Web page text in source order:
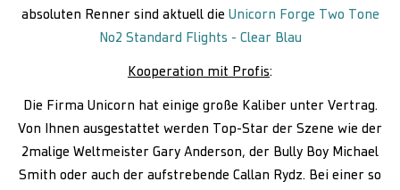
absoluten Renner sind aktuell die Unicorn Forge Two Tone
No2 Standard Flights - Clear Blau
Kooperation mit Profis:
Die Firma Unicorn hat einige große Kaliber unter Vertrag.
Von Ihnen ausgestattet werden Top-Star der Szene wie der
2malige Weltmeister Gary Anderson, der Bully Boy Michael
Smith oder auch der aufstrebende Callan Rydz. Bei einer so